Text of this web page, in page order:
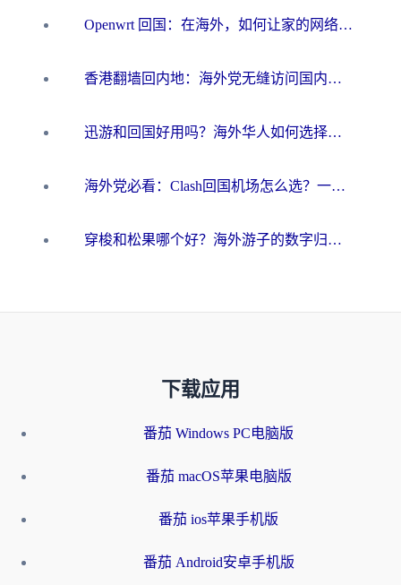
Openwrt 回国：在海外，如何让家的网络触手可及
香港翻墙回内地：海外党无缝访问国内资源的加速器选择全攻略
迅游和回国好用吗？海外华人如何选择靠谱的回国加速器
海外党必看：Clash回国机场怎么选？一篇搞定无缝访问国内资源的全攻略
穿梭和松果哪个好？海外游子的数字归乡路，到底该怎么选
下载应用
番茄 Windows PC电脑版
番茄 macOS苹果电脑版
番茄 ios苹果手机版
番茄 Android安卓手机版